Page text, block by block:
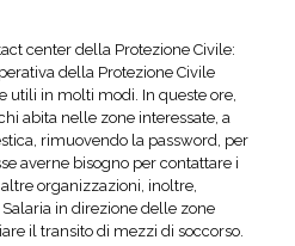
center della Protezione Civile:
della Protezione Civile
utili in molti modi. In queste ore,
abita nelle zone interessate, a
rimuovendo la password, per
averne bisogno per contattare i
organizzazioni, inoltre,
in direzione delle zone
il transito di mezzi di soccorso.